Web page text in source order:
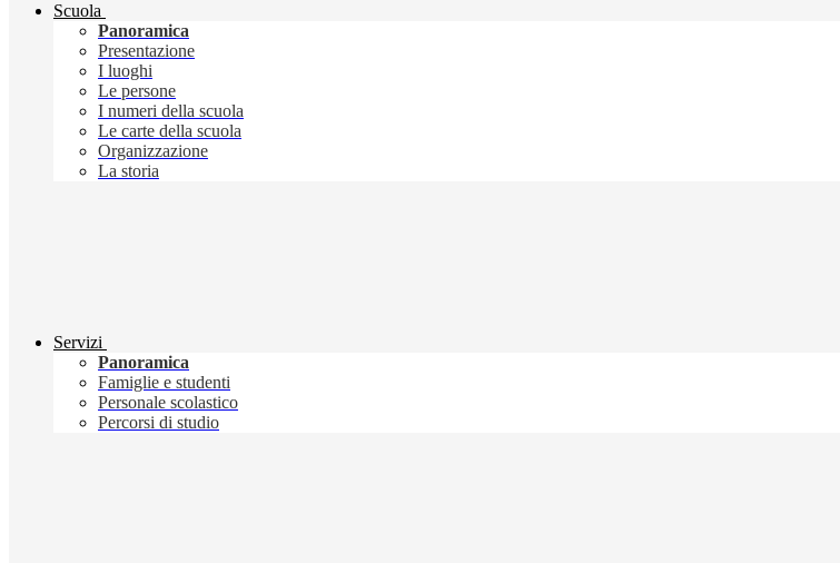
Scuola
Panoramica
Presentazione
I luoghi
Le persone
I numeri della scuola
Le carte della scuola
Organizzazione
La storia
Servizi
Panoramica
Famiglie e studenti
Personale scolastico
Percorsi di studio